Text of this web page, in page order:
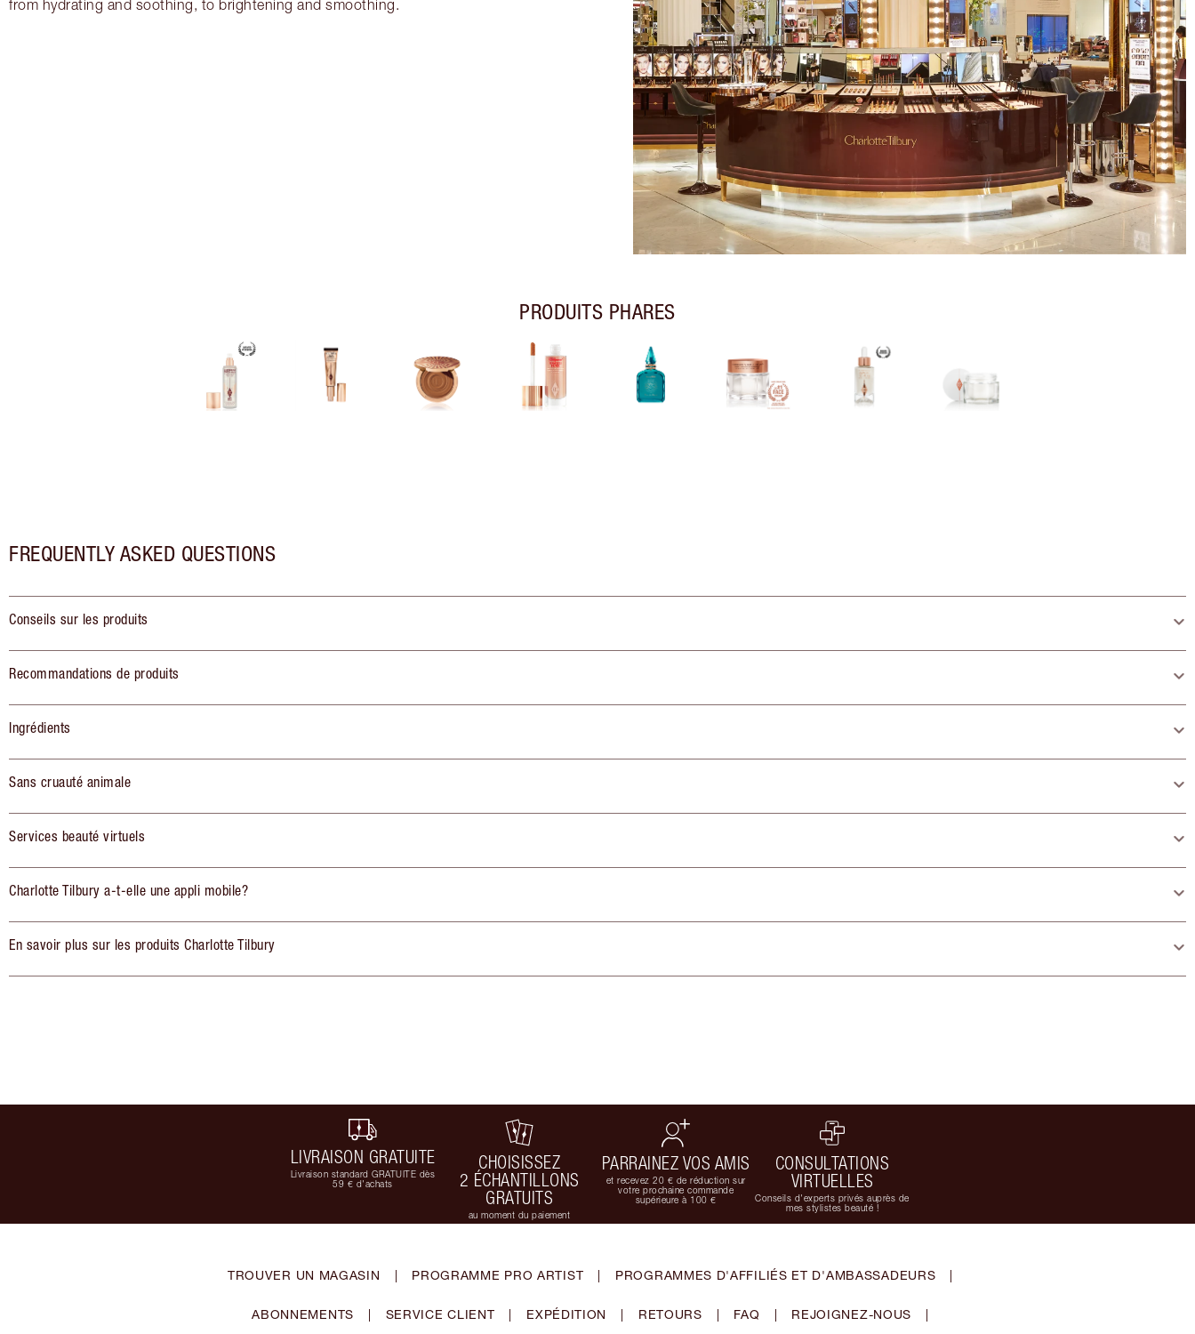
from hydrating and soothing, to brightening and smoothing.
PRODUITS PHARES
FREQUENTLY ASKED QUESTIONS
Conseils sur les produits
Recommandations de produits
Ingrédients
Sans cruauté animale
Services beauté virtuels
Charlotte Tilbury a-t-elle une appli mobile?
En savoir plus sur les produits Charlotte Tilbury
LIVRAISON GRATUITE
Livraison standard GRATUITE dès
59 € d'achats
CHOISISSEZ
2 ÉCHANTILLONS
GRATUITS
au moment du paiement
PARRAINEZ VOS AMIS
et recevez 20 € de réduction sur
votre prochaine commande
supérieure à 100 €
CONSULTATIONS
VIRTUELLES
Conseils d'experts privés auprès de
mes stylistes beauté !
TROUVER UN MAGASIN | PROGRAMME PRO ARTIST | PROGRAMMES D'AFFILIÉS ET D'AMBASSADEURS |
ABONNEMENTS | SERVICE CLIENT | EXPÉDITION | RETOURS | FAQ | REJOIGNEZ-NOUS |